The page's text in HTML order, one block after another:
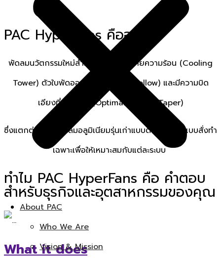
About PAC
Who We Are
Vision & Mission
with advanced aerodynamic FRP fans.”
PAC Hyperfans คืออะไร?
พัดลมนวัตกรรมใหม่สำหรับระบบหอระบายความร้อน (Cooling
Tower) ตัวใบพัดออกแบบให้กลวง (Hollow) และมีความบิด
เอียงที่เหมาะสม (Optimal Twist / Taper)
ซึ่งแตกต่างจากพัดลมอลูมิเนียมรุ่นเก่าแบบตัน ผลิตขึ้นแบบสั่งทำ
เฉพาะเพื่อให้เหมาะสมกับแต่ละระบบ
ทำไม PAC HyperFans คือ คำตอบ
สำหรับธุรกิจและอุตสาหกรรมของคุณ
What it does